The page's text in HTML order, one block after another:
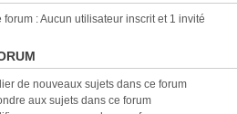
: Aucun utilisateur inscrit et 1 invité
de nouveaux sujets dans ce forum
aux sujets dans ce forum